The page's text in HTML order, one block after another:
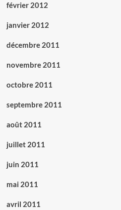
février 2012
janvier 2012
décembre 2011
novembre 2011
octobre 2011
septembre 2011
août 2011
juillet 2011
juin 2011
mai 2011
avril 2011